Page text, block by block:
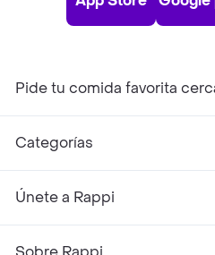
Pide tu comida favorita
Categorías
Únete a Rappi